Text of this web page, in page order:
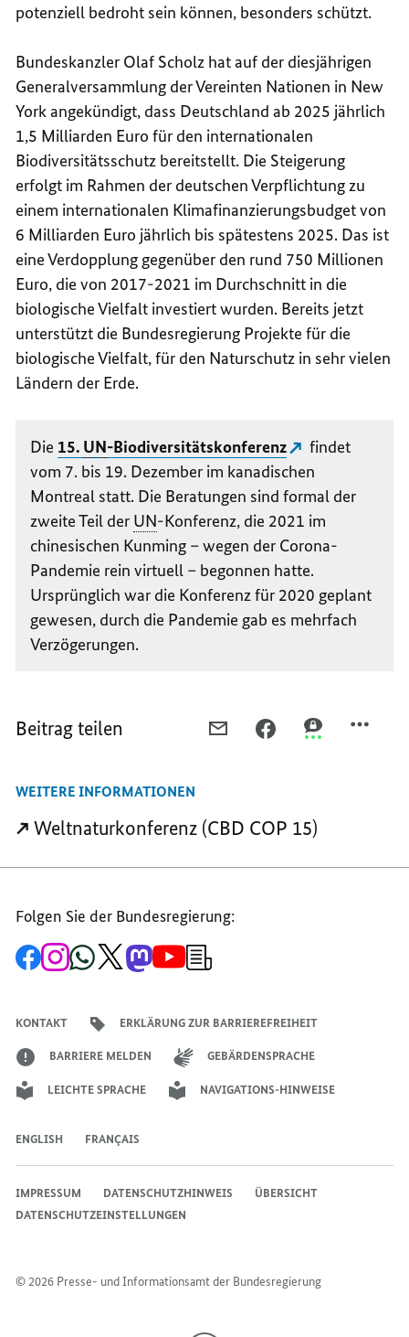
potenziell bedroht sein können, besonders schützt.
Bundeskanzler Olaf Scholz hat auf der diesjährigen
Generalversammlung der Vereinten Nationen in New
York angekündigt, dass Deutschland ab 2025 jährlich
1,5 Milliarden Euro für den internationalen
Biodiversitätsschutz bereitstellt. Die Steigerung
erfolgt im Rahmen der deutschen Verpflichtung zu
einem internationalen Klimafinanzierungsbudget von
6 Milliarden Euro jährlich bis spätestens 2025. Das ist
eine Verdopplung gegenüber den rund 750 Millionen
Euro, die von 2017-2021 im Durchschnitt in die
biologische Vielfalt investiert wurden. Bereits jetzt
unterstützt die Bundesregierung Projekte für die
biologische Vielfalt, für den Naturschutz in sehr vielen
Ländern der Erde.
Die 15. UN-Biodiversitätskonferenz
findet
vom 7. bis 19. Dezember im kanadischen
Montreal statt. Die Beratungen sind formal der
zweite Teil der UN-Konferenz, die 2021 im
chinesischen Kunming – wegen der Corona-
Pandemie rein virtuell – begonnen hatte.
Ursprünglich war die Konferenz für 2020 geplant
gewesen, durch die Pandemie gab es mehrfach
Verzögerungen.
Beitrag teilen
ZIELE
FÜR
WEITERE INFORMATIONEN
Weltnaturkonferenz (CBD COP 15)
Folgen Sie der Bundesregierung:
Zur
Facebook-
Zum
Instagram-
Zum
WhatsApp-
Zum
X-
Zum
Mastodon-
Zum
YouTube-Anmeldung
KONTAKT ERKLÄRUNG ZUR BARRIEREFREIHEIT
BARRIERE MELDEN GEBÄRDENSPRACHE
LEICHTE SPRACHE NAVIGATIONS-HINWEISE
ENGLISH FRANÇAIS
© 2026 Presse- und Informationsamt der Bundesregierung
IMPRESSUM DATENSCHUTZHINWEIS
ÜBERSICHT
DATENSCHUTZEINSTELLUNGEN